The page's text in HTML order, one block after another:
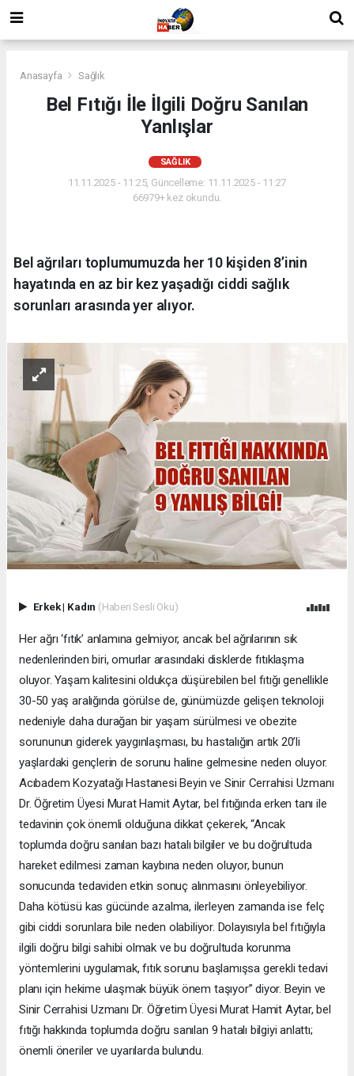
Anasayfa Sağlık
Bel Fıtığı İle İlgili Doğru Sanılan
Yanlışlar
SAĞLIK
11.11.2025 - 11:25, Güncelleme: 11.11.2025 - 11:27
66979+ kez okundu.
Bel ağrıları toplumumuzda her 10 kişiden 8’inin
hayatında en az bir kez yaşadığı ciddi sağlık
sorunları arasında yer alıyor.
Erkek| Kadın (Haberi Sesli Oku)
Her ağrı ‘fıtık’ anlamına gelmiyor, ancak bel ağrılarının sık
nedenlerinden biri, omurlar arasındaki disklerde fıtıklaşma
oluyor. Yaşam kalitesini oldukça düşürebilen bel fıtığı genellikle
30-50 yaş aralığında görülse de, günümüzde gelişen teknoloji
nedeniyle daha durağan bir yaşam sürülmesi ve obezite
sorununun giderek yaygınlaşması, bu hastalığın artık 20’li
yaşlardaki gençlerin de sorunu haline gelmesine neden oluyor.
Acıbadem Kozyatağı Hastanesi Beyin ve Sinir Cerrahisi Uzmanı
Dr. Öğretim Üyesi Murat Hamit Aytar, bel fıtığında erken tanı ile
tedavinin çok önemli olduğuna dikkat çekerek, “Ancak
toplumda doğru sanılan bazı hatalı bilgiler ve bu doğrultuda
hareket edilmesi zaman kaybına neden oluyor, bunun
sonucunda tedaviden etkin sonuç alınmasını önleyebiliyor.
Daha kötüsü kas gücünde azalma, ilerleyen zamanda ise felç
gibi ciddi sorunlara bile neden olabiliyor. Dolayısıyla bel fıtığıyla
ilgili doğru bilgi sahibi olmak ve bu doğrultuda korunma
yöntemlerini uygulamak, fıtık sorunu başlamışsa gerekli tedavi
planı için hekime ulaşmak büyük önem taşıyor” diyor. Beyin ve
Sinir Cerrahisi Uzmanı Dr. Öğretim Üyesi Murat Hamit Aytar, bel
fıtığı hakkında toplumda doğru sanılan 9 hatalı bilgiyi anlattı;
önemli öneriler ve uyarılarda bulundu.